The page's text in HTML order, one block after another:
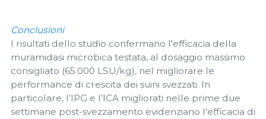
Conclusioni
I risultati dello studio confermano l'efficacia della
muramidasi microbica testata, al dosaggio massimo
consigliato (65.000 LSU/kg), nel migliorare le
performance di crescita dei suini svezzati. In
particolare, l’IPG e l’ICA migliorati nelle prime due
settimane post-svezzamento evidenziano l'efficacia di